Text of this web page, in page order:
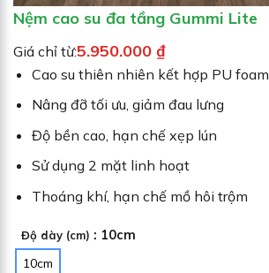
Nệm cao su đa tầng Gummi Lite
Giá chỉ từ:5.950.000 ₫
Cao su thiên nhiên kết hợp PU foam
Nâng đỡ tối ưu, giảm đau lưng
Độ bền cao, hạn chế xẹp lún
Sử dụng 2 mặt linh hoạt
Thoáng khí, hạn chế mồ hôi trộm
Độ dày (cm) : 10cm
10cm